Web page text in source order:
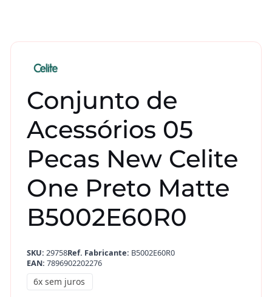
Conjunto de
Acessórios 05
Pecas New Celite
One Preto Matte
B5002E60R0
SKU: 29758Ref. Fabricante: B5002E60R0
EAN: 7896902202276
6x sem juros